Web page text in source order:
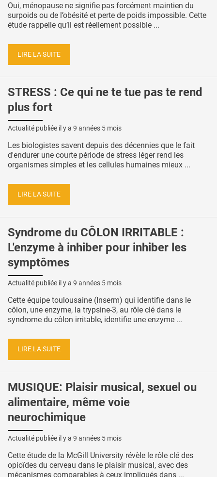
Oui, ménopause ne signifie pas forcément maintien du
surpoids ou de l’obésité et perte de poids impossible. Cette
étude rappelle qu’il est réellement possible ...
LIRE LA SUITE
STRESS : Ce qui ne te tue pas te rend
plus fort
Actualité publiée il y a 9 années 5 mois
Les biologistes savent depuis des décennies que le fait
d'endurer une courte période de stress léger rend les
organismes simples et les cellules humaines mieux ...
LIRE LA SUITE
Syndrome du CÔLON IRRITABLE :
L'enzyme à inhiber pour inhiber les
symptômes
Actualité publiée il y a 9 années 5 mois
Cette équipe toulousaine (Inserm) qui identifie dans le
côlon, une enzyme, la trypsine-3, au rôle clé dans le
syndrome du côlon irritable, identifie une enzyme ...
LIRE LA SUITE
MUSIQUE: Plaisir musical, sexuel ou
alimentaire, même voie
neurochimique
Actualité publiée il y a 9 années 5 mois
Cette étude de la McGill University révèle le rôle clé des
opioïdes du cerveau dans le plaisir musical, avec des
mécanismes comparables à ceux impliqués dans ...